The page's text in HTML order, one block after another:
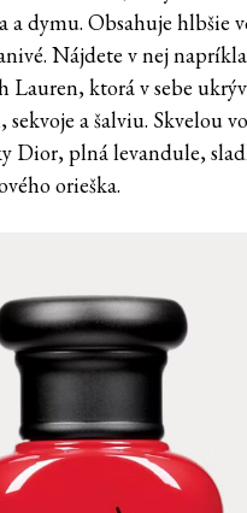
a dymu. Obsahuje hlbšie
Nájdete v nej
Lauren, ktorá v sebe
a šalviu. Skvelou
Dior, plná levandule,
orieška.